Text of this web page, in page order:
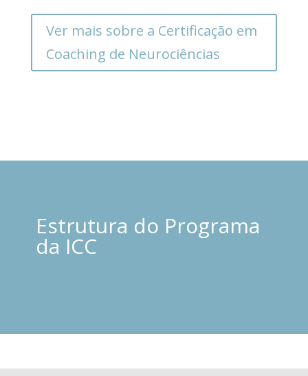
Ver mais sobre a Certificação em
Coaching de Neurociências
Estrutura do Programa
da ICC